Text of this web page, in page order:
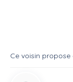
Ce voisin propose